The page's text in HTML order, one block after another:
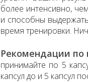
более интенсивно,
и способны
время тренировки.
Рекомендации
принимайте по 5
капсул до и 5 капсул